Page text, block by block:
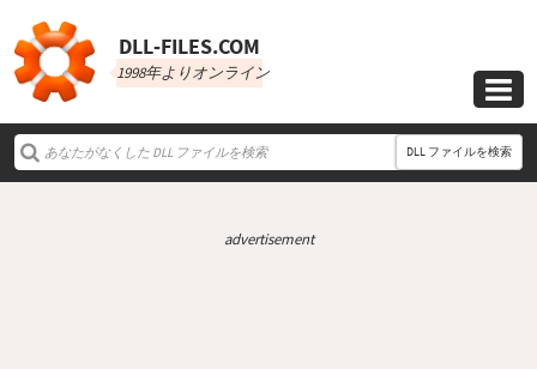
DLL‑FILES.COM
1998年よりオンライン

DLL ファイルを検索
advertisement